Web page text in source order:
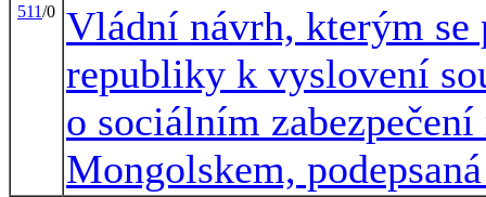
511/0 Vládní návrh, kterým se
republiky k vyslovení
o sociálním
Mongolskem,